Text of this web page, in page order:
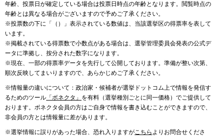
年齢、投票日が確定している場合は投票日時点の年齢となります。閲覧時点の
年齢とは異なる場合がございますので予めご了承ください。
※投票数の下に「（）」表示されている数値は、当該選挙区の得票率を表して
います。
※掲載されている得票数で小数点がある場合は、選挙管理委員会発表の公式デ
ータに準拠し、按分された数字になります。
※現在、一部の得票率データを先行して公開しております。準備が整い次第、
順次反映してまいりますので、あらかじめご了承ください。
※情報量の違いについて：政治家・候補者が選挙ドットコム上で情報を発信す
るためのツール 「ボネクタ」 を有料（選挙種別ごとに同一価格）でご提供して
おります。ボネクタ会員の方はご自身で情報を書き込むことができますので、
非会員の方とは情報量に差があります。
※選挙情報に誤りがあった場合、恐れ入りますがこちら よりお問合せくださ